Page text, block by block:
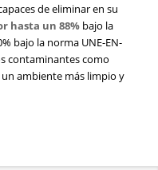
de eliminar en su
hasta un 88%bajo la
bajo la norma UNE-EN-
contaminantes como
ambiente más limpio y